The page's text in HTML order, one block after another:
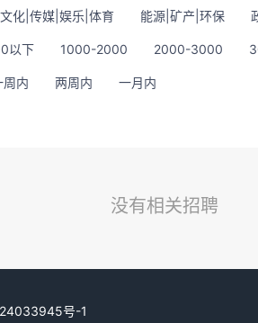
文化|传媒|娱乐|体育 能源|矿产|环保
以下 1000-2000 2000-3000
周内 两周内 一月内
没有相关招聘
号-1